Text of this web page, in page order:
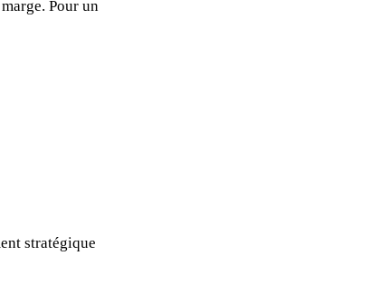
Pour un
stratégique